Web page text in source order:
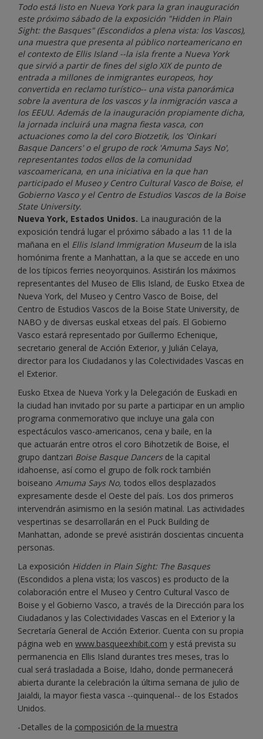
Todo está listo en Nueva York para la gran inauguración
este próximo sábado de la exposición "Hidden in Plain
Sight: the Basques" (Escondidos a plena vista: los Vascos),
una muestra que presenta al público norteamericano en
el contexto de Ellis Island --la isla frente a Nueva York
que sirvió a partir de fines del siglo XIX de punto de
entrada a millones de inmigrantes europeos, hoy
convertida en reclamo turístico-- una vista panorámica
sobre la aventura de los vascos y la inmigración vasca a
los EEUU. Además de la inauguración propiamente dicha,
la jornada incluirá una magna fiesta vasca, con
actuaciones como la del coro Biotzetik, los 'Oinkari
Basque Dancers' o el grupo de rock 'Amuma Says No',
representantes todos ellos de la comunidad
vascoamericana, en una iniciativa en la que han
participado el Museo y Centro Cultural Vasco de Boise, el
Gobierno Vasco y el Centro de Estudios Vascos de la Boise
State University.
Nueva York, Estados Unidos. La inauguración de la
exposición tendrá lugar el próximo sábado a las 11 de la
mañana en el Ellis Island Immigration Museum de la isla
homónima frente a Manhattan, a la que se accede en uno
de los típicos ferries neoyorquinos. Asistirán los máximos
representantes del Museo de Ellis Island, de Eusko Etxea de
Nueva York, del Museo y Centro Vasco de Boise, del
Centro de Estudios Vascos de la Boise State University, de
NABO y de diversas euskal etxeas del país. El Gobierno
Vasco estará representado por Guillermo Echenique,
secretario general de Acción Exterior, y Julián Celaya,
director para los Ciudadanos y las Colectividades Vascas en
el Exterior.
Eusko Etxea de Nueva York y la Delegación de Euskadi en
la ciudad han invitado por su parte a participar en un amplio
programa conmemorativo que incluye una gala con
espectáculos vasco-americanos, cena y baile, en la
que actuarán entre otros el coro Bihotzetik de Boise, el
grupo dantzari Boise Basque Dancersde la capital
idahoense, así como el grupo de folk rock también
boiseano Amuma Says No, todos ellos desplazados
expresamente desde el Oeste del país. Los dos primeros
intervendrán asimismo en la sesión matinal. Las actividades
vespertinas se desarrollarán en el Puck Building de
Manhattan, adonde se prevé asistirán doscientas cincuenta
personas.
La exposición Hidden in Plain Sight: The Basques
(Escondidos a plena vista; los vascos) es producto de la
colaboración entre el Museo y Centro Cultural Vasco de
Boise y el Gobierno Vasco, a través de la Dirección para los
Ciudadanos y las Colectividades Vascas en el Exterior y la
Secretaría General de Acción Exterior. Cuenta con su propia
página web en www.basqueexhibit.com y está prevista su
permanencia en Ellis Island durantes tres meses, tras lo
cual será trasladada a Boise, Idaho, donde permanecerá
abierta durante la celebración la última semana de julio de
Jaialdi, la mayor fiesta vasca --quinquenal-- de los Estados
Unidos.
-Detalles de la composición de la muestra